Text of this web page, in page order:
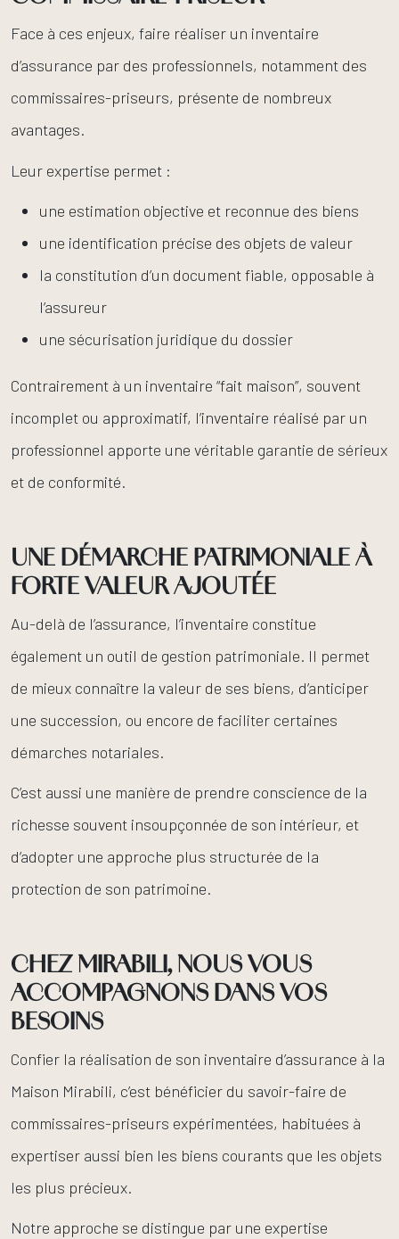
Face à ces enjeux, faire réaliser un inventaire
d’assurance par des professionnels, notamment des
commissaires-priseurs, présente de nombreux
avantages.
Leur expertise permet :
une estimation objective et reconnue des biens
une identification précise des objets de valeur
la constitution d’un document fiable, opposable à
l’assureur
une sécurisation juridique du dossier
Contrairement à un inventaire “fait maison”, souvent
incomplet ou approximatif, l’inventaire réalisé par un
professionnel apporte une véritable garantie de sérieux
et de conformité.
UNE DÉMARCHE PATRIMONIALE À
FORTE VALEUR AJOUTÉE
Au-delà de l’assurance, l’inventaire constitue
également un outil de gestion patrimoniale. Il permet
de mieux connaître la valeur de ses biens, d’anticiper
une succession, ou encore de faciliter certaines
démarches notariales.
C’est aussi une manière de prendre conscience de la
richesse souvent insoupçonnée de son intérieur, et
d’adopter une approche plus structurée de la
protection de son patrimoine.
CHEZ MIRABILI, NOUS VOUS
ACCOMPAGNONS DANS VOS
BESOINS
Confier la réalisation de son inventaire d’assurance à la
Maison Mirabili, c’est bénéficier du savoir-faire de
commissaires-priseurs expérimentées, habituées à
expertiser aussi bien les biens courants que les objets
les plus précieux.
Notre approche se distingue par une expertise